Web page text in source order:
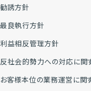
勧誘方針
最良執行方針
利益相反管理方針
反社会的勢力への対応に関
お客様本位の業務運営に関